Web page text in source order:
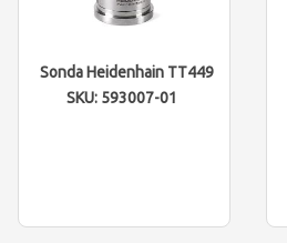
Sonda Heidenhain TT449
SKU: 593007-01